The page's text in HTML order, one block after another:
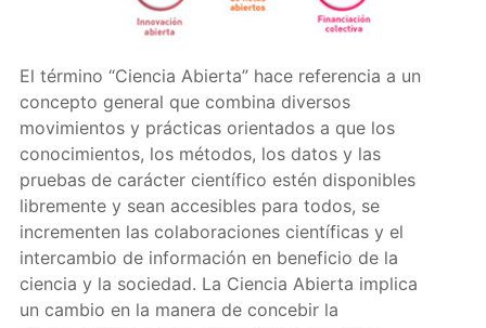
El término “Ciencia Abierta” hace referencia a un
concepto general que combina diversos
movimientos y prácticas orientados a que los
conocimientos, los métodos, los datos y las
pruebas de carácter científico estén disponibles
libremente y sean accesibles para todos, se
incrementen las colaboraciones científicas y el
intercambio de información en beneficio de la
ciencia y la sociedad. La Ciencia Abierta implica
un cambio en la manera de concebir la